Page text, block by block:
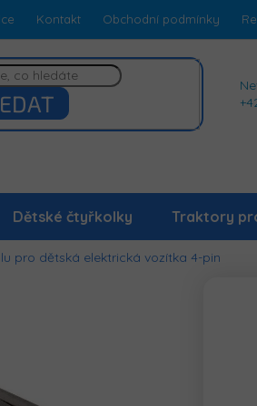
Kontakt Obchodní podmínky
Dětské čtyřkolky Traktory
pro dětská elektrická vozítka 4-pin